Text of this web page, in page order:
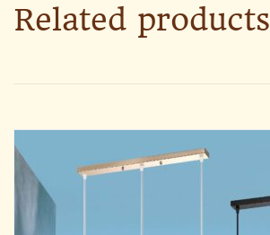
Related products